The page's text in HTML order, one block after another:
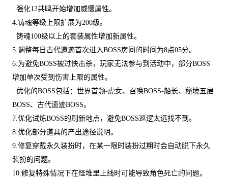
强化12共鸣开始增加威慑属性。
4.铸魂等级上限扩展为200级。
铸魂100级以上的套装属性增加新属性。
5.调整每日古代遗迹首次进入BOSS房间的时间为8点05分。
6.为避免BOSS被过快击杀，玩家无法参与到活动中，部分BOSS
增加单次受到伤害上限的属性。
优化的BOSS包括：世界首领-虎女、召唤BOSS-船长、秘境五层
BOSS、古代遗迹BOSS。
7.优化试炼BOSS的刷新地点，避免BOSS巡逻太远找不到。
8.优化部分道具的产出途径说明。
9.修复穿戴永久装扮时，在某一限时装扮过期时会自动脱下永久
装扮的问题。
10.修复特殊情况下在怪堆里上线时可能导致角色死亡的问题。